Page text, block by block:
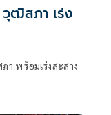
ฒิสภา เร่ง
า พร้อมเร่งสะสาง